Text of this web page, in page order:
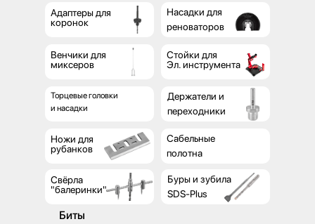
Биты
Свёрла
"балеринки"
Буры и зубила
SDS-Plus
Торцевые головки
и насадки
Стойки для
Эл. инструмента
Сабельные
полотна
Ножи для
рубанков
Держатели и
переходники
Венчики для
миксеров
Насадки для
реноваторов
Адаптеры для
коронок